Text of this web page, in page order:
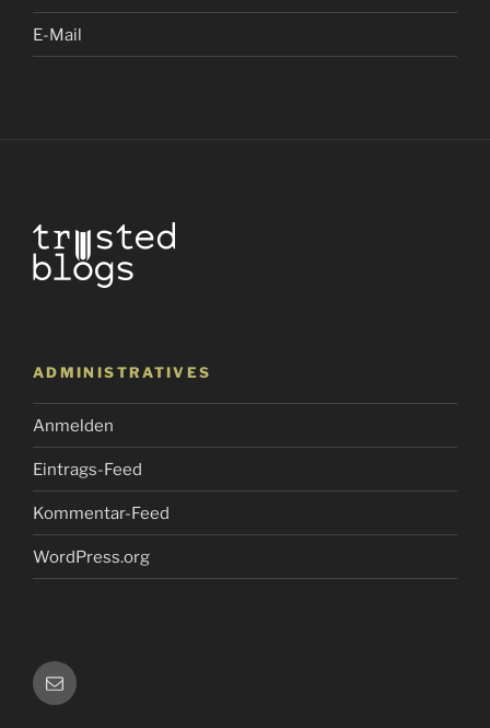
E-Mail
ADMINISTRATIVES
Anmelden
Eintrags-Feed
Kommentar-Feed
WordPress.org
E-
Mail